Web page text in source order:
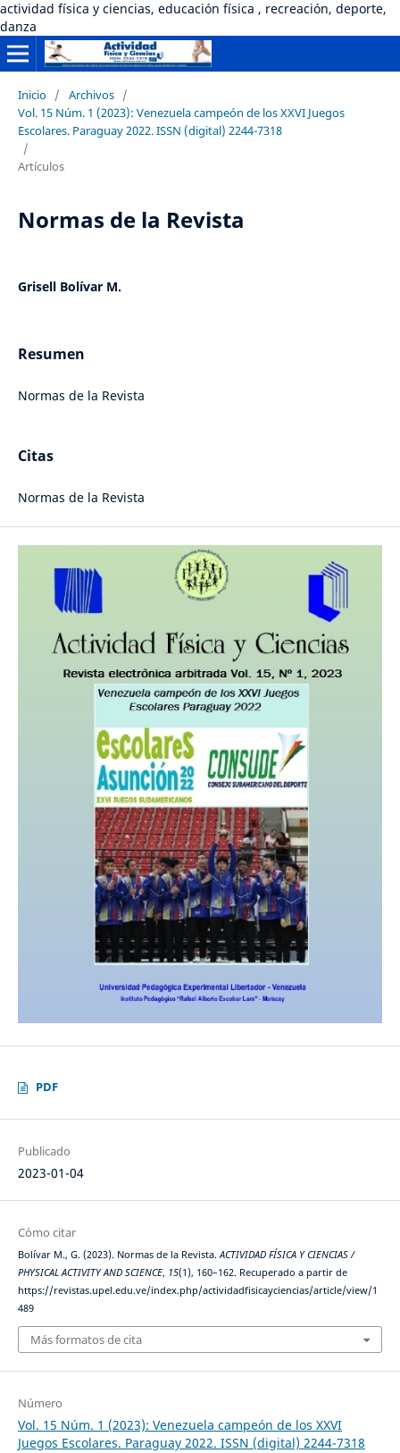
actividad física y ciencias, educación física , recreación, deporte,
danza
Inicio / Archivos /
Vol. 15 Núm. 1 (2023): Venezuela campeón de los XXVI Juegos
Escolares. Paraguay 2022. ISSN (digital) 2244-7318
/
Artículos
Normas de la Revista
Grisell Bolívar M.
Resumen
Normas de la Revista
Citas
Normas de la Revista
PDF
Publicado
2023-01-04
Cómo citar
Bolívar M., G. (2023). Normas de la Revista. ACTIVIDAD FÍSICA Y CIENCIAS /
PHYSICAL ACTIVITY AND SCIENCE, 15(1), 160–162. Recuperado a partir de
https://revistas.upel.edu.ve/index.php/actividadfisicayciencias/article/view/1
489
Más formatos de cita
Número
Vol. 15 Núm. 1 (2023): Venezuela campeón de los XXVI
Juegos Escolares. Paraguay 2022. ISSN (digital) 2244-7318